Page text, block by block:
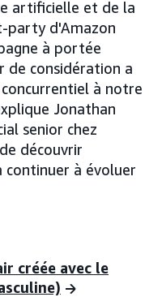
artificielle et de la
party d'Amazon
à portée
de considération a
à notre
Jonathan
senior chez
découvrir
continuer à évoluer
créée avec le